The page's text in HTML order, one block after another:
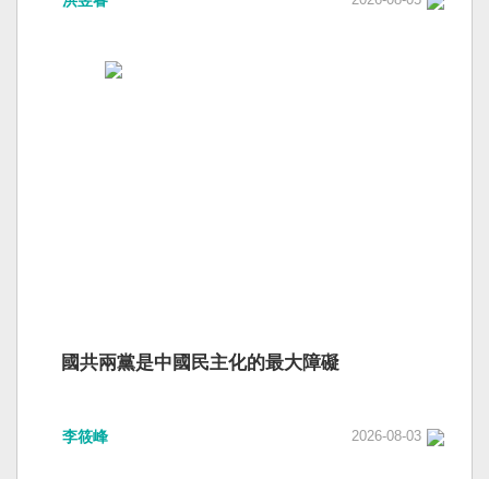
國共兩黨是中國民主化的最大障礙
李筱峰 2026-08-03